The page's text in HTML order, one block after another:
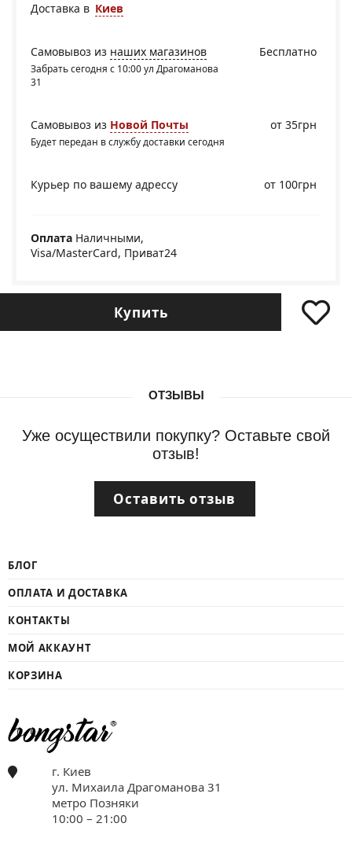
Доставка в Киев
Бесплатно
Самовывоз из наших магазинов
Забрать сегодня с 10:00 ул Драгоманова
31
Самовывоз из Новой Почты
Будет передан в службу доставки сегодня
от 35грн
Курьер по вашему адрессу от 100грн
Оплата Наличными,
Visa/MasterCard, Приват24
Купить
ОТЗЫВЫ
Уже осуществили покупку? Оставьте свой
отзыв!
Оставить отзыв
БЛОГ
ОПЛАТА И ДОСТАВКА
КОНТАКТЫ
МОЙ АККАУНТ
КОРЗИНА
г. Киев
ул. Михаила Драгоманова 31
метро Позняки
10:00 – 21:00